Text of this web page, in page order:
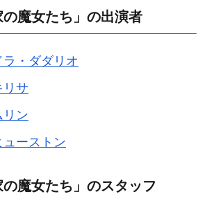
の魔女たち」の出演者
・ダダリオ
リサ
リン
ーストン
の魔女たち」のスタッフ